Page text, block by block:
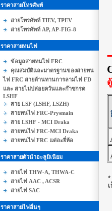
ราคาสายโทรศัพท์
สายโทรศัพท์ TIEV, TPEV
สายโทรศัพท์ AP, AP-FIG-8
ราคาสายทนไฟ
ข้อมูลสายทนไฟ FRC
คุณสมบัติและมาตรฐานของสายทน
ไฟ FRC สายต้านทานการลามไฟ FD
และ สายไม่ปล่อยควันและก๊าซกรด
LSHF
สาย LSF (LSHF, LSZH)
สายทนไฟ FRC-Prysmain
สาย LSHF - MCI Draka
สายทนไฟ FRC-MCI Draka
สายทนไฟ FRC แต่ละยี่ห้อ
ราคาสายตัวนำอะลูมิเนียม
สายไฟ THW-A, THWA-C
สายไฟ AAC , ACSR
สายไฟ SAC
ราคาสายไฟอื่นๆ
*